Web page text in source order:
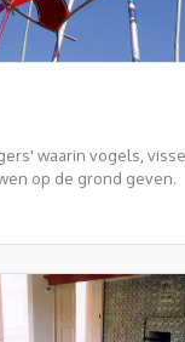
waarin vogels,
op de grond geven.